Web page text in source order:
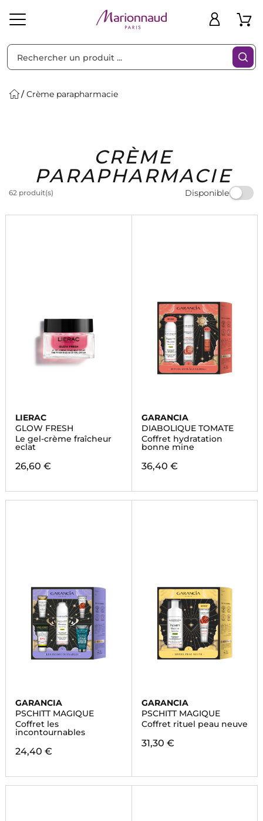
Homme Marques Idées
Cadeaux
Crème parapharmacie
CRÈME
PARAPHARMACIE
62 produit(s) Disponible
Filtres
LIERAC
GLOW FRESH
Le gel-crème fraîcheur
eclat
26,60 €
GARANCIA
DIABOLIQUE TOMATE
Coffret hydratation
bonne mine
36,40 €
GARANCIA
PSCHITT MAGIQUE
Coffret les
incontournables
24,40 €
GARANCIA
PSCHITT MAGIQUE
Coffret rituel peau neuve
31,30 €